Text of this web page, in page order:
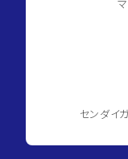
センダイ